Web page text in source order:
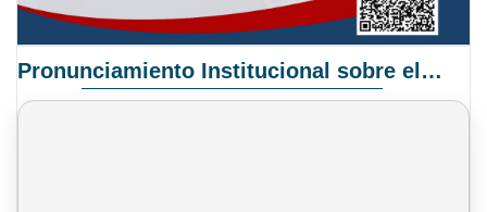
Pronunciamiento Institucional sobre el Proyecto de Ley N° 068/2025-2026 C.S.